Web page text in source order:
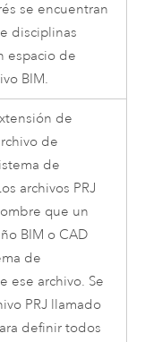
se encuentran
disciplinas
espacio de
BIM.
de
de
de
archivos PRJ
que un
BIM o CAD
de
ese archivo. Se
PRJ llamado
definir todos